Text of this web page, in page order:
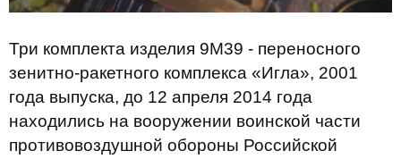
Три комплекта изделия 9М39 - переносного
зенитно-ракетного комплекса «Игла», 2001
года выпуска, до 12 апреля 2014 года
находились на вооружении воинской части
противовоздушной обороны Российской